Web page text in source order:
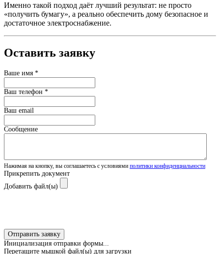
Именно такой подход даёт лучший результат: не просто
«получить бумагу», а реально обеспечить дому безопасное и
достаточное электроснабжение.
Оставить заявку
Ваше имя *
Ваш телефон *
Ваш email
Сообщение
Нажимая на кнопку, вы соглашаетесь с условиями политики конфиденциальности
Прикрепить документ
Добавить файл(ы)
Отправить заявку
Инициализация отправки формы...
Перетащите мышкой файл(ы) для загрузки